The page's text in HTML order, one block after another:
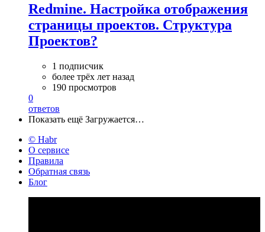
Redmine. Настройка отображения
страницы проектов. Структура
Проектов?
1 подписчик
более трёх лет назад
190 просмотров
0
ответов
Показать ещё Загружается…
© Habr
О сервисе
Правила
Обратная связь
Блог